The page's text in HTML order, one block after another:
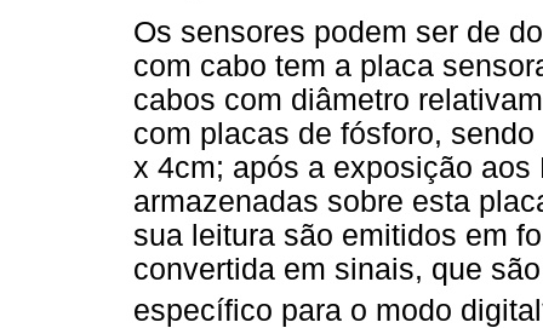
Os sensores podem ser de
com cabo tem a placa
cabos com diâmetro
com placas de fósforo,
x 4cm; após a exposição
armazenadas sobre esta
sua leitura são emitidos em
convertida em sinais, que
específico para o modo digital